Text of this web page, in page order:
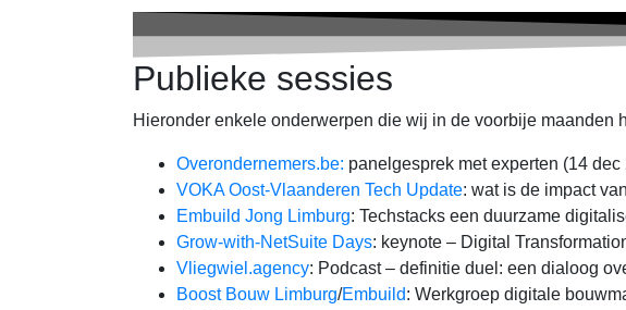
Publieke sessies
Hieronder enkele onderwerpen die wij in de voorbije maanden
Overondernemers.be: panelgesprek met experten (14 dec
VOKA Oost-Vlaanderen Tech Update: wat is de impact
Embuild Jong Limburg: Techstacks een duurzame
Grow-with-NetSuite Days: keynote – Digital
Vliegwiel.agency: Podcast – definitie duel: een dialoog
Boost Bouw Limburg/Embuild: Werkgroep digitale